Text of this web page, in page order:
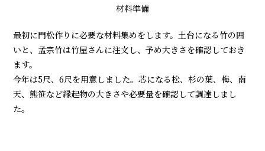
材料準備
最初に門松作りに必要な材料集めをします。土台になる竹の囲
いと、孟宗竹は竹屋さんに注文し、予め大きさを確認しておき
ます。
今年は5尺、6尺を用意しました。芯になる松、杉の葉、梅、南
天、熊笹など縁起物の大きさや必要量を確認して調達しまし
た。